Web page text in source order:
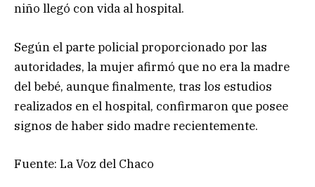
niño llegó con vida al hospital.
Según el parte policial proporcionado por las
autoridades, la mujer afirmó que no era la madre
del bebé, aunque finalmente, tras los estudios
realizados en el hospital, confirmaron que posee
signos de haber sido madre recientemente.
Fuente: La Voz del Chaco